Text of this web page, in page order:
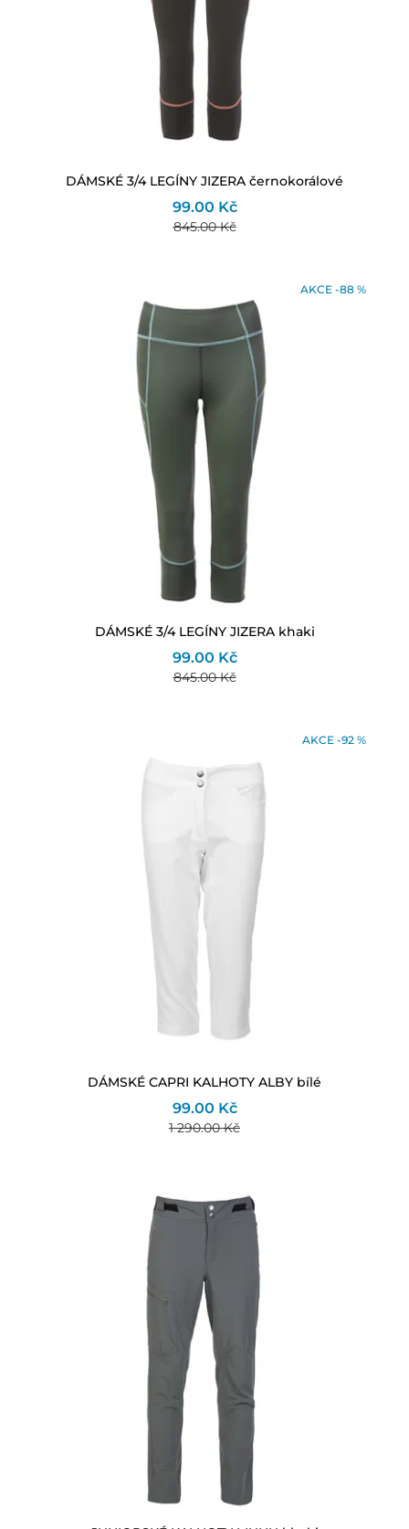
DÁMSKÉ 3/4 LEGÍNY JIZERA černokorálové
99.00 Kč
845.00 Kč
AKCE -88 %
DÁMSKÉ 3/4 LEGÍNY JIZERA khaki
99.00 Kč
845.00 Kč
AKCE -92 %
DÁMSKÉ CAPRI KALHOTY ALBY bílé
99.00 Kč
1 290.00 Kč